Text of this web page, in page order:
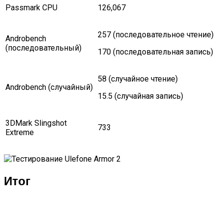
Passmark CPU 126,067
Androbench
(последовательный)
257 (последовательное чтение)
170 (последовательная запись)
Androbench (случайный)
58 (случайное чтение)
15.5 (случайная запись)
3DMark Slingshot
Extreme
733
Итог